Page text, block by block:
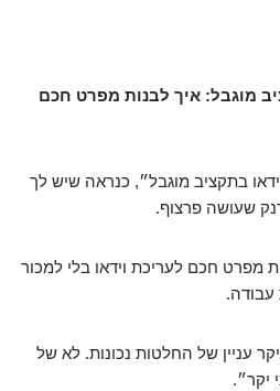
מוגבל: איך לבנות מפרט חכם
בתקציב מוגבל״, כנראה שיש לך
שעושה פרצוף.
מפרט חכם לעריכת וידאו בלי למכור
עבודה.
עניין של החלטות נכונות. לא של
יקר״.